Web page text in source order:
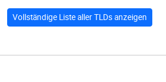
Vollständige Liste aller TLDs anzeigen